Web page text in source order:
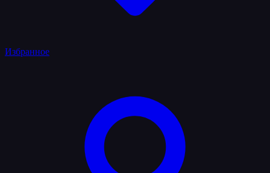
Избранное